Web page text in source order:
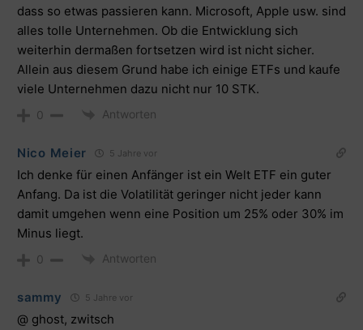
dass so etwas passieren kann. Microsoft, Apple usw. sind
alles tolle Unternehmen. Ob die Entwicklung sich
weiterhin dermaßen fortsetzen wird ist nicht sicher.
Allein aus diesem Grund habe ich einige ETFs und kaufe
viele Unternehmen dazu nicht nur 10 STK.
0 Antworten
Nico Meier 5 Jahre vor
Ich denke für einen Anfänger ist ein Welt ETF ein guter
Anfang. Da ist die Volatilität geringer nicht jeder kann
damit umgehen wenn eine Position um 25% oder 30% im
Minus liegt.
0 Antworten
sammy 5 Jahre vor
@ ghost, zwitsch